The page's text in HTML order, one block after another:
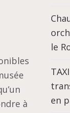
à
le
en